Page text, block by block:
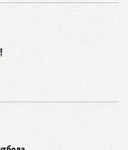
продав им фейковые
спонтанных желаний
фляжки с красной
отказ передавать